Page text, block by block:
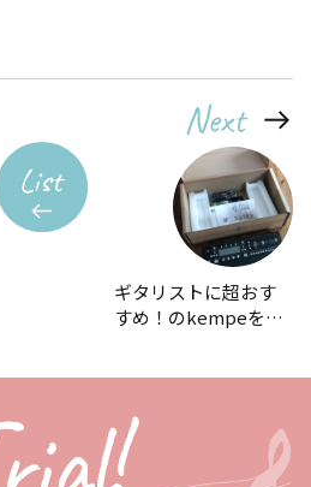
ギタリストに超おす
すめ！のkempeを…